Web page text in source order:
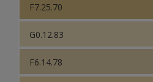
F7.25.70
G0.12.83
F6.14.78